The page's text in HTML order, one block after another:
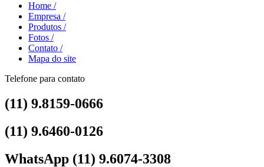
Home /
Empresa /
Produtos /
Fotos /
Contato /
Mapa do site
Telefone para contato
(11) 9.8159-0666
(11) 9.6460-0126
WhatsApp (11) 9.6074-3308